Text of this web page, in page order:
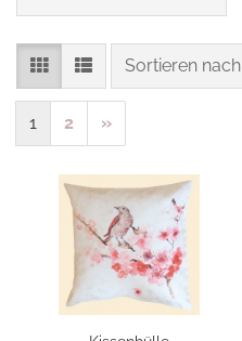
Sortieren nach
Sortieren nach
1 2 »